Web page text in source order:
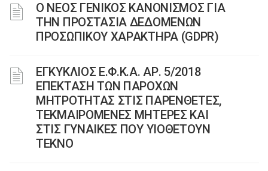
Ο ΝΕΟΣ ΓΕΝΙΚΟΣ ΚΑΝΟΝΙΣΜΟΣ ΓΙΑ
ΤΗΝ ΠΡΟΣΤΑΣΙΑ ΔΕΔΟΜΕΝΩΝ
ΠΡΟΣΩΠΙΚΟΥ ΧΑΡΑΚΤΗΡΑ (GDPR)
ΕΓΚΥΚΛΙΟΣ Ε.Φ.Κ.Α. ΑΡ. 5/2018
ΕΠΕΚΤΑΣΗ ΤΩΝ ΠΑΡΟΧΩΝ
ΜΗΤΡΟΤΗΤΑΣ ΣΤΙΣ ΠΑΡΕΝΘΕΤΕΣ,
ΤΕΚΜΑΙΡΟΜΕΝΕΣ ΜΗΤΕΡΕΣ ΚΑΙ
ΣΤΙΣ ΓΥΝΑΙΚΕΣ ΠΟΥ ΥΙΟΘΕΤΟΥΝ
ΤΕΚΝΟ